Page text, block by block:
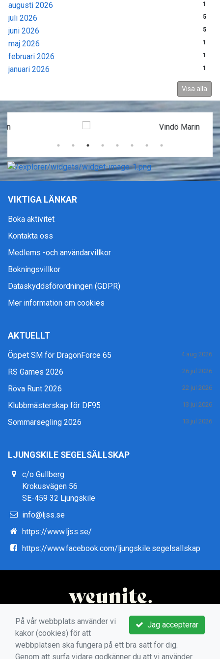
augusti 2026 1
juli 2026 5
juni 2026 5
maj 2026 1
februari 2026 1
januari 2026 1
Visa alla
VIKTIGA LÄNKAR
Boka aktivitet
Kontakta oss
Medlems -och användarvillkor
Bokningsvillkor
Dataskyddsförordningen (GDPR)
Mer information om cookies
AKTUELLT
Öppet SM för DragonForce 65 4 aug 2026
RS Games 2026 26 jul 2026
Röva Runt 2026 22 jul 2026
Klubbmästerskap för DF95 13 jul 2026
Sommarsegling 2026 13 jul 2026
LJUNGSKILE SEGELSÄLLSKAP
c/o Gullberg
Krokusvägen 56
SE-459 32 Ljungskile
info@ljss.se
https://www.ljss.se/
https://www.facebook.com/ljungskile.segelsallskap
Jag accepterar
På vår webbplats använder vi
kakor (cookies) för att
webbplatsen ska fungera på ett bra sätt för dig.
Genom att surfa vidare godkänner du att vi använder